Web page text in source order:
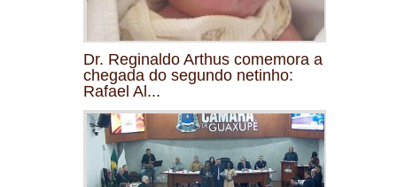
Dr. Reginaldo Arthus comemora a
chegada do segundo netinho:
Rafael Al...